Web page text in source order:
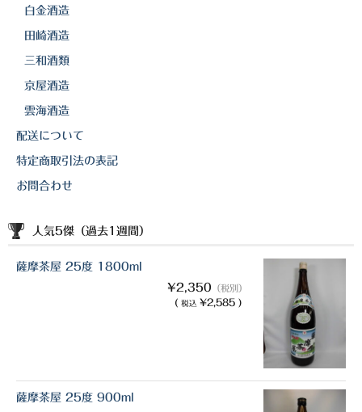
白金酒造
田崎酒造
三和酒類
京屋酒造
雲海酒造
配送について
特定商取引法の表記
お問合わせ
人気5傑（過去1週間）
薩摩茶屋 25度 1800ml
¥2,350 （税別）
( 税込 ¥2,585 )
薩摩茶屋 25度 900ml